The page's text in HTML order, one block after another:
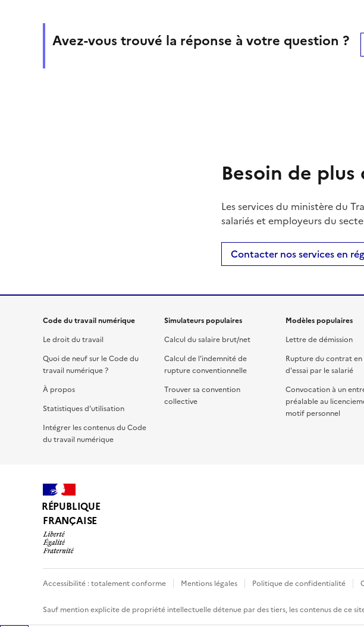
Avez-vous trouvé la réponse à votre question ?
Besoin de
Les services du ministère du
salariés et employeurs du
Contacter nos services en
Code du travail numérique
Le droit du travail
Quoi de neuf sur le Code du
travail numérique ?
À propos
Statistiques d'utilisation
Intégrer les contenus du Code
du travail numérique
Simulateurs populaires
Calcul du salaire brut/net
Calcul de l'indemnité de
rupture conventionnelle
Trouver sa convention
collective
Modèles populaires
Lettre de démission
Rupture du contrat
d'essai par le salarié
Convocation à un
préalable au
motif personnel
RÉPUBLIQUE
FRANÇAISE
Accessibilité : totalement conforme Mentions légales Politique de confidentialité
Sauf mention explicite de propriété intellectuelle détenue par des tiers, les contenus de ce